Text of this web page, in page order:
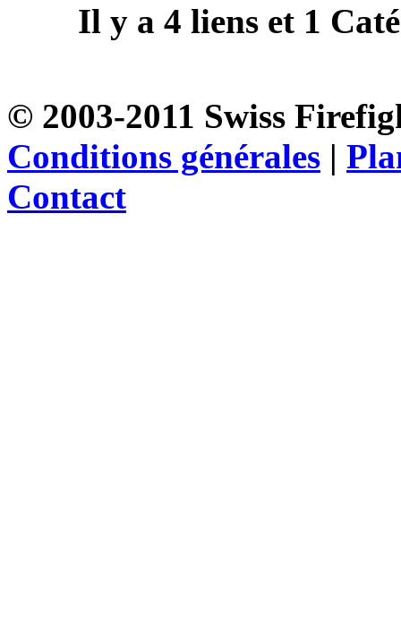
Il y a 4 liens et 1
© 2003-2011 Swiss
Conditions générales |
Contact